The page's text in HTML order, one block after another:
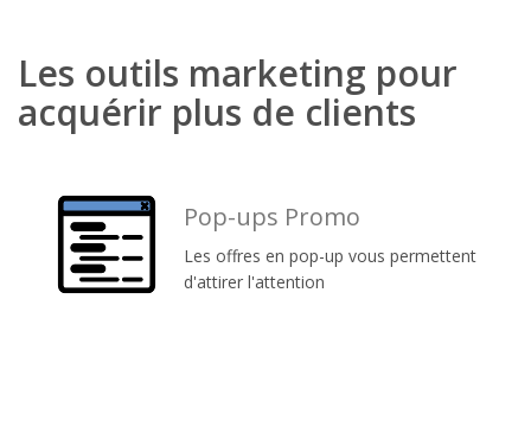
Les outils marketing pour
acquérir plus de clients
Pop-ups Promo
Les offres en pop-up vous permettent
d'attirer l'attention